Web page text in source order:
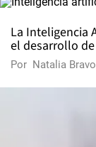
La Inteligencia
el desarrollo
Por Natalia Bravo